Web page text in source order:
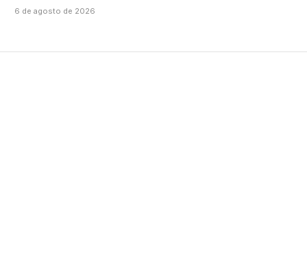
6 de agosto de 2026